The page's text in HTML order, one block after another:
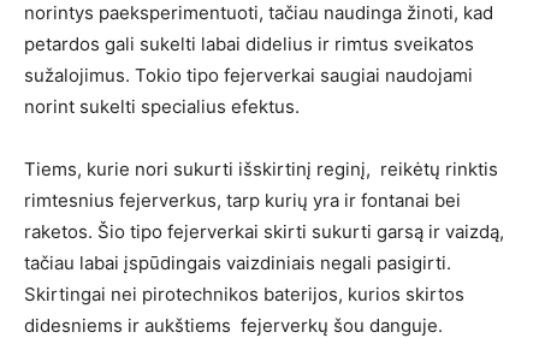
norintys paeksperimentuoti, tačiau naudinga žinoti, kad
petardos gali sukelti labai didelius ir rimtus sveikatos
sužalojimus. Tokio tipo fejerverkai saugiai naudojami
norint sukelti specialius efektus.
Tiems, kurie nori sukurti išskirtinį reginį, reikėtų rinktis
rimtesnius fejerverkus, tarp kurių yra ir fontanai bei
raketos. Šio tipo fejerverkai skirti sukurti garsą ir vaizdą,
tačiau labai įspūdingais vaizdiniais negali pasigirti.
Skirtingai nei pirotechnikos baterijos, kurios skirtos
didesniems ir aukštiems fejerverkų šou danguje.